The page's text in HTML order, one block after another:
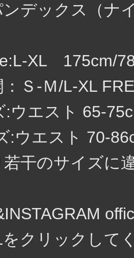
デックス（ナ
XL 175cm/
Ｓ-Ｍ/L-XL
:ウエスト 65-
:ウエスト 70-
干のサイズに
クリックして